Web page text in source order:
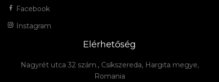
Facebook
Instagram
Elérhetőség
Nagyrét utca 32 szám., Csíkszereda, Hargita megye,
Romania